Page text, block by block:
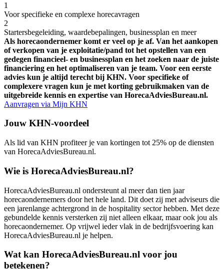
1
Voor specifieke en complexe horecavragen
2
Startersbegeleiding, waardebepalingen, businessplan en meer
Als horecaondernemer komt er veel op je af. Van het aankopen
of verkopen van je exploitatie/pand tot het opstellen van een
gedegen financieel- en businessplan en het zoeken naar de juiste
financiering en het optimaliseren van je team. Voor een eerste
advies kun je altijd terecht bij KHN. Voor specifieke of
complexere vragen kun je met korting gebruikmaken van de
uitgebreide kennis en expertise van HorecaAdviesBureau.nl.
Aanvragen via Mijn KHN
Jouw KHN-voordeel
Als lid van KHN profiteer je van kortingen tot 25% op de diensten
van HorecaAdviesBureau.nl.
Wie is HorecaAdviesBureau.nl?
HorecaAdviesBureau.nl ondersteunt al meer dan tien jaar
horecaondernemers door het hele land. Dit doet zij met adviseurs die
een jarenlange achtergrond in de hospitality sector hebben. Met deze
gebundelde kennis versterken zij niet alleen elkaar, maar ook jou als
horecaondernemer. Op vrijwel ieder vlak in de bedrijfsvoering kan
HorecaAdviesBureau.nl je helpen.
Wat kan HorecaAdviesBureau.nl voor jou
betekenen?